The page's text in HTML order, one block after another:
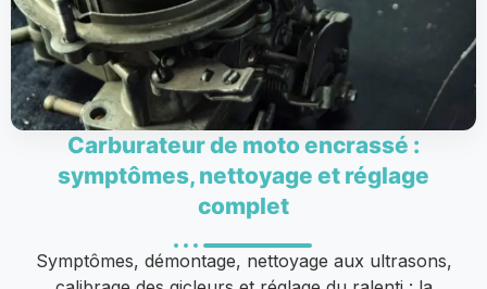
Carburateur de moto encrassé :
symptômes, nettoyage et réglage
complet
Symptômes, démontage, nettoyage aux ultrasons,